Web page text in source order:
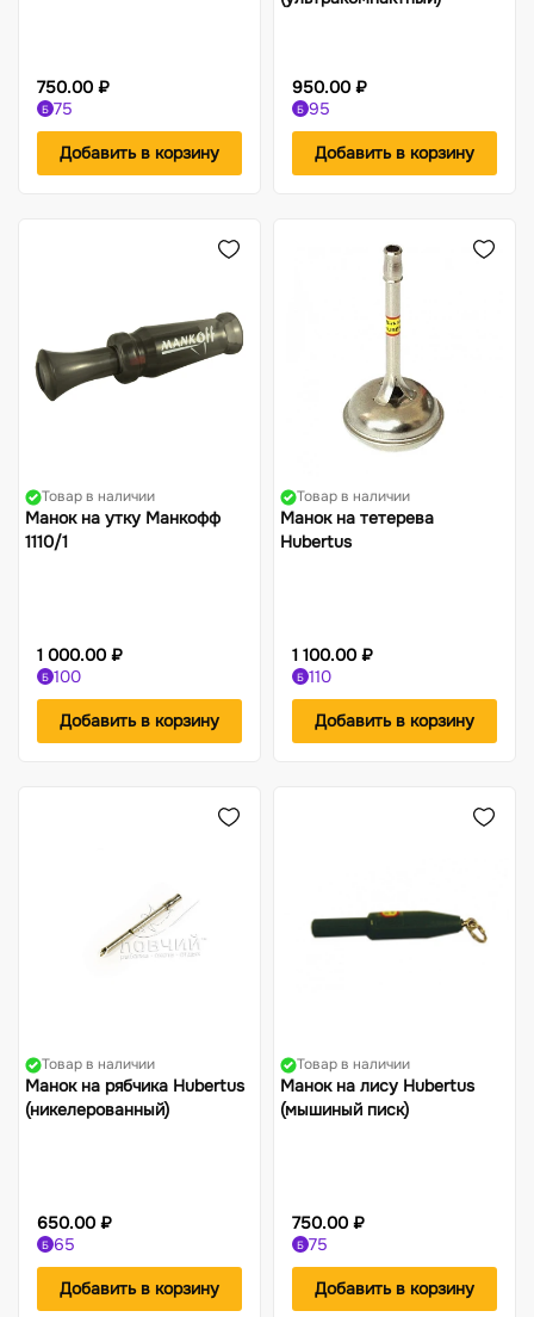
750.00 ₽
Б 75
Добавить в корзину
950.00 ₽
Б 95
Добавить в корзину
Товар в наличии
Манок на утку Манкофф
1110/1
1 000.00 ₽
Б 100
Добавить в корзину
Товар в наличии
Манок на тетерева
Hubertus
1 100.00 ₽
Б 110
Добавить в корзину
Товар в наличии
Манок на рябчика Hubertus
(никелерованный)
650.00 ₽
Б 65
Добавить в корзину
Товар в наличии
Манок на лису Hubertus
(мышиный писк)
750.00 ₽
Б 75
Добавить в корзину